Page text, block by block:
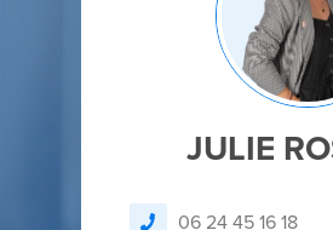
JULIE
06 24 45 16 18